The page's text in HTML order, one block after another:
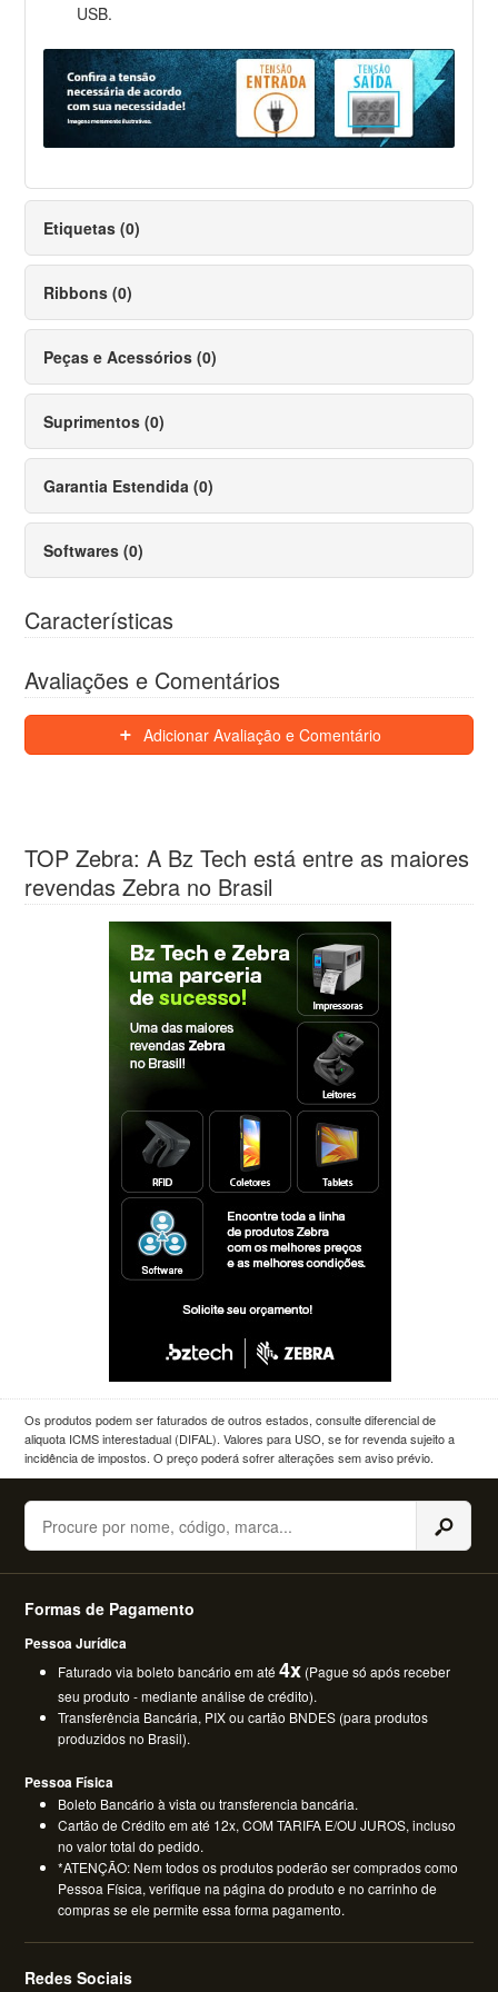
USB.
Etiquetas (0)
Ribbons (0)
Peças e Acessórios (0)
Suprimentos (0)
Garantia Estendida (0)
Softwares (0)
Características
Avaliações e Comentários
Adicionar Avaliação e Comentário
TOP Zebra: A Bz Tech está entre as maiores
revendas Zebra no Brasil
Os produtos podem ser faturados de outros estados, consulte diferencial de
aliquota ICMS interestadual (DIFAL). Valores para USO, se for revenda sujeito a
incidência de impostos. O preço poderá sofrer alterações sem aviso prévio.
Buscar
Formas de Pagamento
Pessoa Jurídica
Faturado via boleto bancário em até4x (Pague só após receber
seu produto - mediante análise de crédito).
Transferência Bancária, PIX ou cartão BNDES (para produtos
produzidos no Brasil).
Pessoa Física
Boleto Bancário à vista ou transferencia bancária.
Cartão de Crédito em até 12x, COM TARIFA E/OU JUROS, incluso
no valor total do pedido.
*ATENÇÃO: Nem todos os produtos poderão ser comprados como
Pessoa Física, verifique na página do produto e no carrinho de
compras se ele permite essa forma pagamento.
Redes Sociais